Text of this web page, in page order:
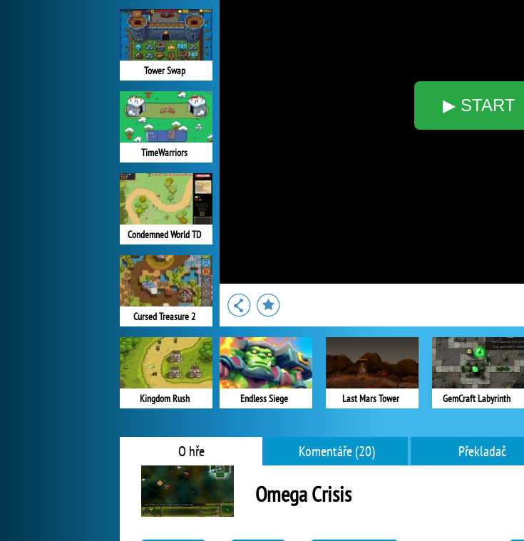
▶ START
Tower Swap
TimeWarriors
Condemned World TD
Cursed Treasure 2
Kingdom Rush Endless Siege Last Mars Tower GemCraft Labyrinth
O hře Komentáře (20) Překladač
Omega Crisis